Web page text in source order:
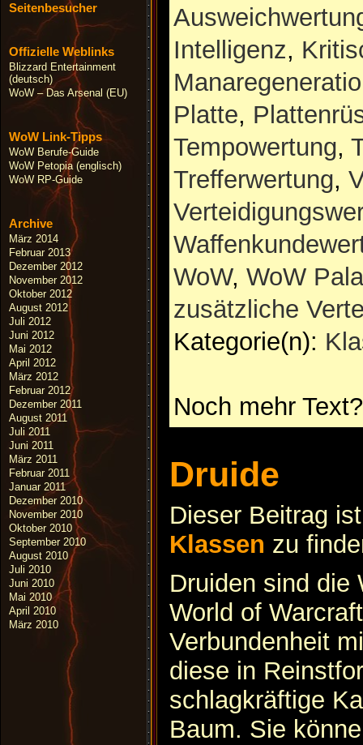
Seitenbesucher
Offizielle Weblinks
Blizzard Entertainment
(deutsch)
WoW – Das Arsenal (EU)
WoW Link-Tipps
WoW Berufe-Guide
WoW Petopia (englisch)
WoW RP-Guide
Archive
März 2014
Februar 2013
Dezember 2012
November 2012
Oktober 2012
August 2012
Juli 2012
Juni 2012
Mai 2012
April 2012
März 2012
Februar 2012
Dezember 2011
August 2011
Juli 2011
Juni 2011
März 2011
Februar 2011
Januar 2011
Dezember 2010
November 2010
Oktober 2010
September 2010
August 2010
Juli 2010
Juni 2010
Mai 2010
April 2010
März 2010
Intelligenz,
Platte,
Tempowertung,
Trefferwertung,
WoW, WoW
zusätzliche
Kategorie(n):
Noch mehr
Druide
Dieser Beitrag
Klassen zu
Druiden sind die
World of
Verbundenheit
diese in
schlagkräftige
Baum. Sie